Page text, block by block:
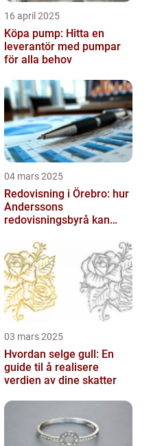
16 april 2025
Köpa pump: Hitta en
leverantör med pumpar
för alla behov
04 mars 2025
Redovisning i Örebro: hur
Anderssons
redovisningsbyrå kan
03 mars 2025
Hvordan selge gull: En
guide til å realisere
verdien av dine skatter